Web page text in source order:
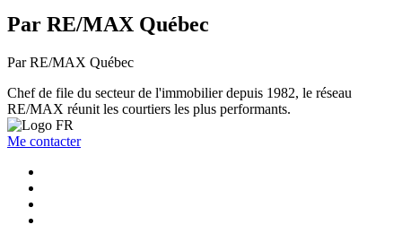
Par RE/MAX Québec
Par RE/MAX Québec
Chef de file du secteur de l'immobilier depuis 1982, le réseau
RE/MAX réunit les courtiers les plus performants.
Me contacter